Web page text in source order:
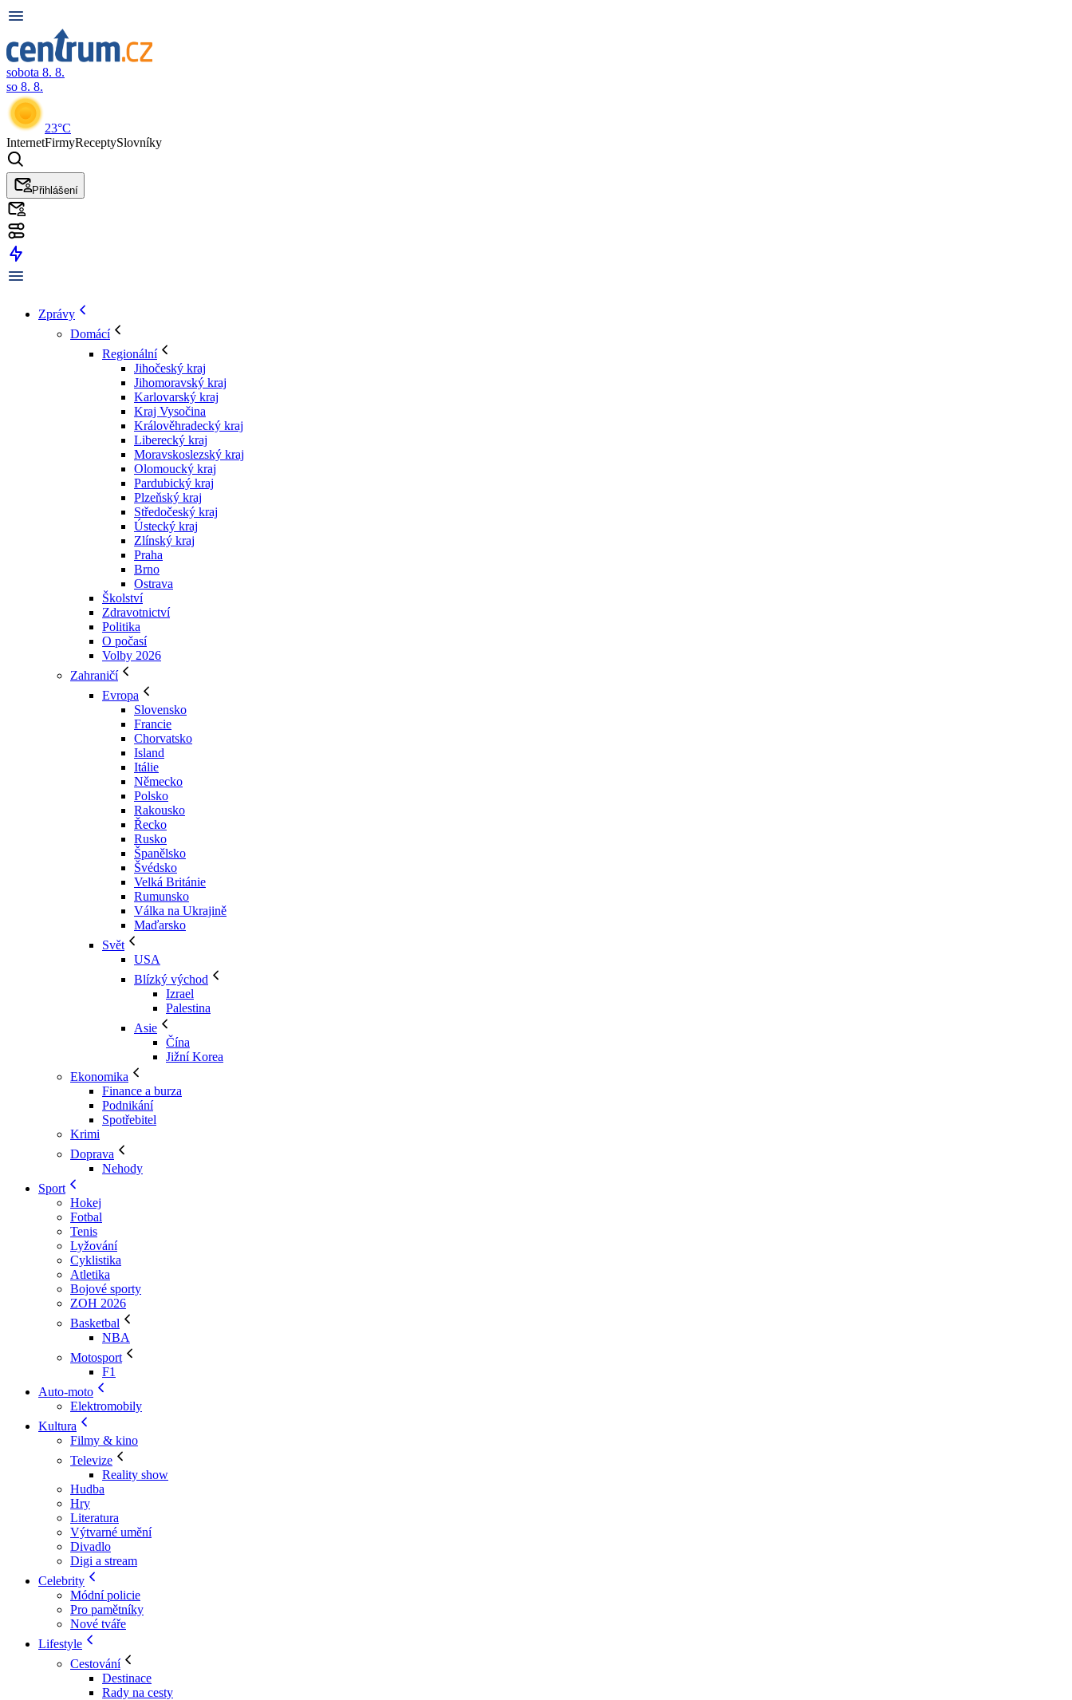
sobota 8. 8.
so 8. 8.
23°C
InternetFirmyReceptySlovníky
Přihlášení
Zprávy
Domácí
Regionální
Jihočeský kraj
Jihomoravský kraj
Karlovarský kraj
Kraj Vysočina
Králověhradecký kraj
Liberecký kraj
Moravskoslezský kraj
Olomoucký kraj
Pardubický kraj
Plzeňský kraj
Středočeský kraj
Ústecký kraj
Zlínský kraj
Praha
Brno
Ostrava
Školství
Zdravotnictví
Politika
O počasí
Volby 2026
Zahraničí
Evropa
Slovensko
Francie
Chorvatsko
Island
Itálie
Německo
Polsko
Rakousko
Řecko
Rusko
Španělsko
Švédsko
Velká Británie
Rumunsko
Válka na Ukrajině
Maďarsko
Svět
USA
Blízký východ
Izrael
Palestina
Asie
Čína
Jižní Korea
Ekonomika
Finance a burza
Podnikání
Spotřebitel
Krimi
Doprava
Nehody
Sport
Hokej
Fotbal
Tenis
Lyžování
Cyklistika
Atletika
Bojové sporty
ZOH 2026
Basketbal
NBA
Motosport
F1
Auto-moto
Elektromobily
Kultura
Filmy & kino
Televize
Reality show
Hudba
Hry
Literatura
Výtvarné umění
Divadlo
Digi a stream
Celebrity
Módní policie
Pro pamětníky
Nové tváře
Lifestyle
Cestování
Destinace
Rady na cesty